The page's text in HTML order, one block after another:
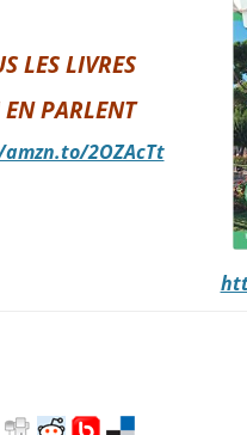
LES LIVRES
PARLENT
2OZAcTt